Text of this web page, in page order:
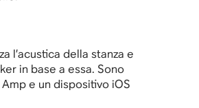
l’acustica della stanza e
in base a essa. Sono
e un dispositivo iOS